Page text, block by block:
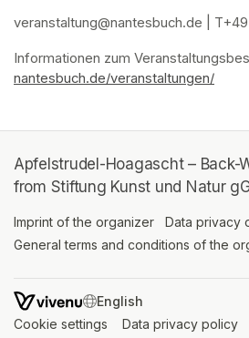
veranstaltung@nantesbuch.de |
Informationen zum
nantesbuch.de/veranstaltungen/
Apfelstrudel-Hoagascht – Back-
from Stiftung Kunst und Natur
Imprint of the organizer (opens in a
Data privacy
General terms and conditions of the
SWITCH LANGUAGE
Cookie settings (opens in a new tab)
Data privacy policy